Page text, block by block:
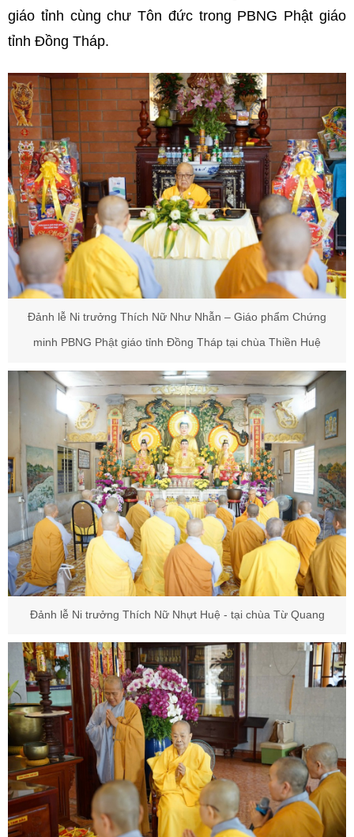
giáo tỉnh cùng chư Tôn đức trong PBNG Phật giáo
tỉnh Đồng Tháp.
Đảnh lễ Ni trưởng Thích Nữ Như Nhẫn – Giáo phẩm Chứng
minh PBNG Phật giáo tỉnh Đồng Tháp tại chùa Thiền Huệ
Đảnh lễ Ni trưởng Thích Nữ Nhựt Huệ - tại chùa Từ Quang